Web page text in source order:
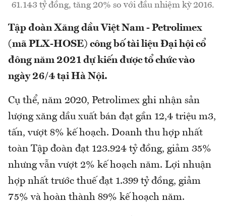
61.143 tỷ đồng, tăng 20% so với đầu nhiệm kỳ 2016.
Tập đoàn Xăng dầu Việt Nam - Petrolimex
(mã PLX-HOSE) công bố tài liệu Đại hội cổ
đông năm 2021 dự kiến được tổ chức vào
ngày 26/4 tại Hà Nội.
Cụ thể, năm 2020, Petrolimex ghi nhận sản
lượng xăng dầu xuất bán đạt gần 12,4 triệu m3,
tấn, vượt 8% kế hoạch. Doanh thu hợp nhất
toàn Tập đoàn đạt 123.924 tỷ đồng, giảm 35%
nhưng vẫn vượt 2% kế hoạch năm. Lợi nhuận
hợp nhất trước thuế đạt 1.399 tỷ đồng, giảm
75% và hoàn thành 89% kế hoạch năm.